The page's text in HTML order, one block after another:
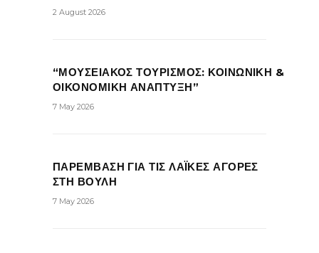
2 August 2026
“ΜΟΥΣΕΙΑΚΟΣ ΤΟΥΡΙΣΜΟΣ: ΚΟΙΝΩΝΙΚΗ &
ΟΙΚΟΝΟΜΙΚΗ ΑΝΑΠΤΥΞΗ”
7 May 2026
ΠΑΡΕΜΒΑΣΗ ΓΙΑ ΤΙΣ ΛΑΪΚΕΣ ΑΓΟΡΕΣ
ΣΤΗ ΒΟΥΛΗ
7 May 2026